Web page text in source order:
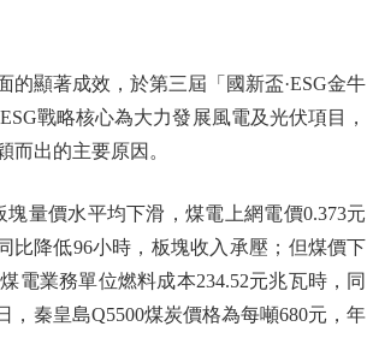
顯著成效，於第三屆「國新盃·ESG金牛
戰略核心為大力發展風電及光伏項目，
出的主要原因。
量價水平均下滑，煤電上網電價0.373元
比降低96小時，板塊收入承壓；但煤價下
電業務單位燃料成本234.52元兆瓦時，同
，秦皇島Q5500煤炭價格為每噸680元，年